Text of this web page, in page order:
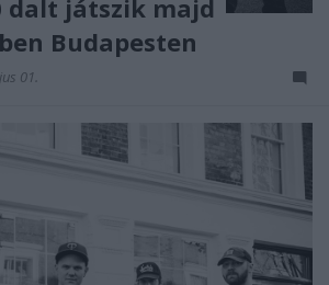
dalt játszik majd
Budapesten
01.